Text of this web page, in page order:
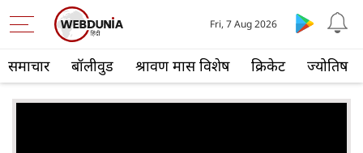
समाचार बॉलीवुड श्रावण मास विशेष क्रिकेट ज्योतिष
Fri, 7 Aug 2026